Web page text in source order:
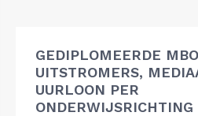
GEDIPLOMEERDE
UITSTROMERS,
UURLOON PER
ONDERWIJSRICHTING